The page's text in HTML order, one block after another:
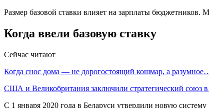
Размер базовой ставки влияет на зарплаты
Когда ввели базовую ставку
Сейчас читают
Когда снос дома — не дорогостоящий кошмар, а
США и Великобритания заключили стратегический союз
С 1 января 2020 года в Беларуси утвердили новую